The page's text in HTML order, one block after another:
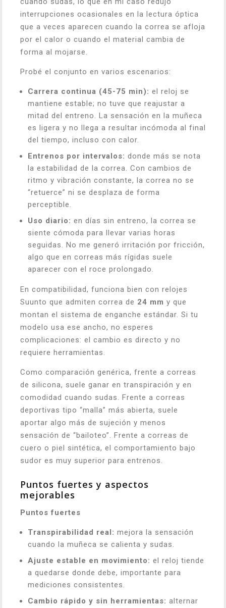
interrupciones ocasionales en la lectura óptica
que a veces aparecen cuando la correa se afloja
por el calor o cuando el material cambia de
forma al mojarse.
Probé el conjunto en varios escenarios:
Carrera continua (45-75 min): el reloj se
mantiene estable; no tuve que reajustar a
mitad del entreno. La sensación en la muñeca
es ligera y no llega a resultar incómoda al final
del tiempo, incluso con calor.
Entrenos por intervalos: donde más se nota
la estabilidad de la correa. Con cambios de
ritmo y vibración constante, la correa no se
“retuerce” ni se desplaza de forma
perceptible.
Uso diario: en días sin entreno, la correa se
siente cómoda para llevar varias horas
seguidas. No me generó irritación por fricción,
algo que en correas más rígidas suele
aparecer con el roce prolongado.
En compatibilidad, funciona bien con relojes
Suunto que admiten correa de 24 mm y que
montan el sistema de enganche estándar. Si tu
modelo usa ese ancho, no esperes
complicaciones: el cambio es directo y no
requiere herramientas.
Como comparación genérica, frente a correas
de silicona, suele ganar en transpiración y en
comodidad cuando sudas. Frente a correas
deportivas tipo “malla” más abierta, suele
aportar algo más de sujeción y menos
sensación de “bailoteo”. Frente a correas de
cuero o piel sintética, el comportamiento bajo
sudor es muy superior para entrenos.
Puntos fuertes y aspectos
mejorables
Puntos fuertes
Transpirabilidad real: mejora la sensación
cuando la muñeca se calienta y sudas.
Ajuste estable en movimiento: el reloj tiende
a quedarse donde debe, importante para
mediciones consistentes.
Cambio rápido y sin herramientas: alternar